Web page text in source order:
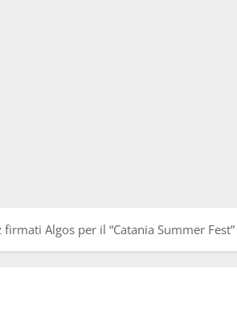
Algos per il “Catania Summer Fest”